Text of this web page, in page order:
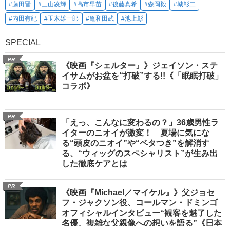
#藤田晋 #三山凌輝 #高市早苗 #後藤真希 #森岡毅
#城彰二
#内田有紀
#玉木雄一郎 #亀和田武 #池上彰
SPECIAL
PR
《映画『シェルター』》ジェイソン・ステ
イサムがお盆を“打破”する!!《「眠眠打破」
コラボ》
PR
「えっ、こんなに変わるの？」36歳男性ラ
イターのニオイが激変！ 夏場に気にな
る“頭皮のニオイ”や“ベタつき”を解消す
る、“ウィッグのスペシャリスト”が生み出
した徹底ケアとは
PR
《映画『Michael／マイケル』》父ジョセ
フ・ジャクソン役、コールマン・ドミンゴ
オフィシャルインタビュー“観客を魅了した
名優、複雑な父親像への想いを語る”《日本